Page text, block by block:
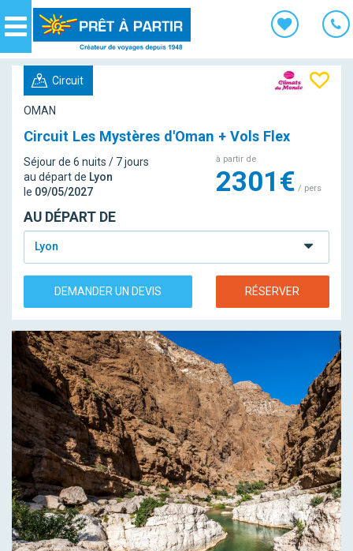
Navigation
Circuit
OMAN
Circuit Les Mystères d'Oman + Vols Flex
Séjour de 6 nuits / 7 jours
au départ de Lyon
le 09/05/2027
à partir de
2301€ / pers
AU DÉPART DE
Lyon
DEMANDER UN DEVIS RÉSERVER
Panneau de gestion des cookies